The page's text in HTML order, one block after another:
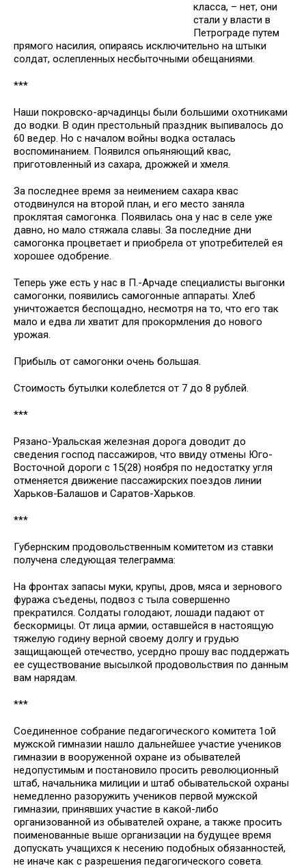
класса, – нет, они
стали у власти в
Петрограде путем
прямого насилия, опираясь исключительно на штыки
солдат, ослепленных несбыточными обещаниями.
***
Наши покровско-арчадинцы были большими охотниками
до водки. В один престольный праздник выпивалось до
60 ведер. Но с началом войны водка осталась
воспоминанием. Появился опьяняющий квас,
приготовленный из сахара, дрожжей и хмеля.
За последнее время за неимением сахара квас
отодвинулся на второй план, и его место заняла
проклятая самогонка. Появилась она у нас в селе уже
давно, но мало стяжала славы. За последние дни
самогонка процветает и приобрела от употребителей ея
хорошее одобрение.
Теперь уже есть у нас в П.-Арчаде специалисты выгонки
самогонки, появились самогонные аппараты. Хлеб
уничтожается беспощадно, несмотря на то, что его так
мало и едва ли хватит для прокормления до нового
урожая.
Прибыль от самогонки очень большая.
Стоимость бутылки колеблется от 7 до 8 рублей.
***
Рязано-Уральская железная дорога доводит до
сведения господ пассажиров, что ввиду отмены Юго-
Восточной дороги с 15(28) ноября по недостатку угля
отменяется движение пассажирских поездов линии
Харьков-Балашов и Саратов-Харьков.
***
Губернским продовольственным комитетом из ставки
получена следующая телеграмма:
На фронтах запасы муки, крупы, дров, мяса и зернового
фуража съедены, подвоз с тыла совершенно
прекратился. Солдаты голодают, лошади падают от
бескормицы. От лица армии, оставшейся в настоящую
тяжелую годину верной своему долгу и грудью
защищающей отечество, усердно прошу вас поддержать
ее существование высылкой продовольствия по данным
вам нарядам.
***
Соединенное собрание педагогического комитета 1ой
мужской гимназии нашло дальнейшее участие учеников
гимназии в вооруженной охране из обывателей
недопустимым и постановило просить революционный
штаб, начальника милиции и штаб обывательской охраны
немедленно разоружить учеников первой мужской
гимназии, принявших участие в какой-либо
организованной из обывателей охране, а также просить
поименованные выше организации на будущее время
допускать учащихся к несению подобных обязанностей,
не иначе как с разрешения педагогического совета.